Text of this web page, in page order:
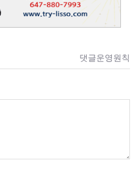
댓글운영원칙